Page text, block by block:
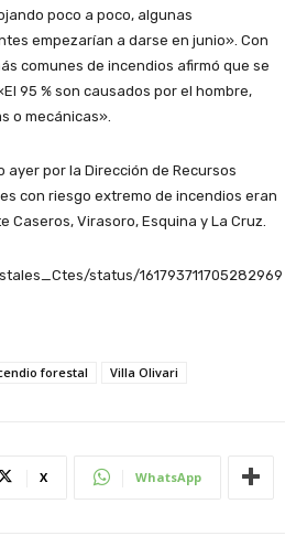
poco a poco, algunas
empezarían a darse en junio». Con
comunes de incendios afirmó que se
95 % son causados por el hombre,
o mecánicas».
ayer por la Dirección de Recursos
con riesgo extremo de incendios eran
Caseros, Virasoro, Esquina y La Cruz.
status/161793711705282969
forestal Villa Olivari
X WhatsApp